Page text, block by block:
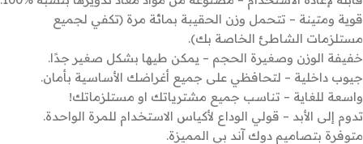
قوية ومتينة – تتحمل وزن الحقيبة بمائة مرة (تكفي لجميع
مستلزمات الشاطئ الخاصة بك).
خفيفة الوزن وصغيرة الحجم – يمكن طيها بشكل صغير جدًا.
جيوب داخلية – لتحافظي على جميع أغراضك الأساسية بأمان.
واسعة للغاية – تناسب جميع مشترياتك او مستلزماتك!
تدوم إلى الأبد – قولي الوداع لأكياس الاستخدام للمرة الواحدة.
متوفرة بتصاميم دوك آند بي المميزة.